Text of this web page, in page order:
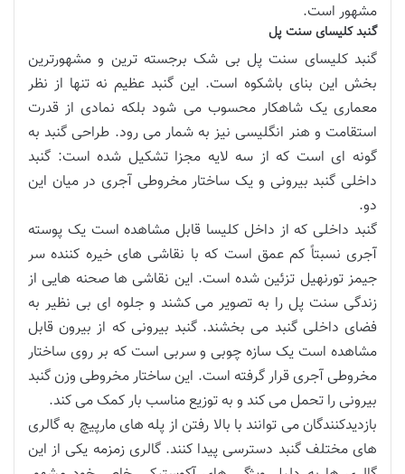
مشهور است.
گنبد کلیسای سنت پل
گنبد کلیسای سنت پل بی شک برجسته ترین و مشهورترین
بخش این بنای باشکوه است. این گنبد عظیم نه تنها از نظر
معماری یک شاهکار محسوب می شود بلکه نمادی از قدرت
استقامت و هنر انگلیسی نیز به شمار می رود. طراحی گنبد به
گونه ای است که از سه لایه مجزا تشکیل شده است: گنبد
داخلی گنبد بیرونی و یک ساختار مخروطی آجری در میان این
دو.
گنبد داخلی که از داخل کلیسا قابل مشاهده است یک پوسته
آجری نسبتاً کم عمق است که با نقاشی های خیره کننده سر
جیمز تورنهیل تزئین شده است. این نقاشی ها صحنه هایی از
زندگی سنت پل را به تصویر می کشند و جلوه ای بی نظیر به
فضای داخلی گنبد می بخشند. گنبد بیرونی که از بیرون قابل
مشاهده است یک سازه چوبی و سربی است که بر روی ساختار
مخروطی آجری قرار گرفته است. این ساختار مخروطی وزن گنبد
بیرونی را تحمل می کند و به توزیع مناسب بار کمک می کند.
بازدیدکنندگان می توانند با بالا رفتن از پله های مارپیچ به گالری
های مختلف گنبد دسترسی پیدا کنند. گالری زمزمه یکی از این